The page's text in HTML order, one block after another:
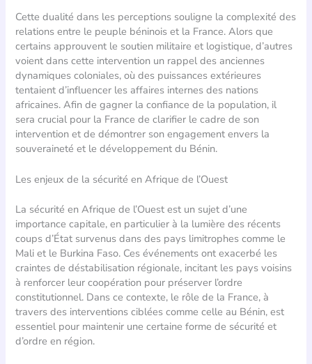
Cette dualité dans les perceptions souligne la complexité des
relations entre le peuple béninois et la France. Alors que
certains approuvent le soutien militaire et logistique, d’autres
voient dans cette intervention un rappel des anciennes
dynamiques coloniales, où des puissances extérieures
tentaient d’influencer les affaires internes des nations
africaines. Afin de gagner la confiance de la population, il
sera crucial pour la France de clarifier le cadre de son
intervention et de démontrer son engagement envers la
souveraineté et le développement du Bénin.
Les enjeux de la sécurité en Afrique de l’Ouest
La sécurité en Afrique de l’Ouest est un sujet d’une
importance capitale, en particulier à la lumière des récents
coups d’État survenus dans des pays limitrophes comme le
Mali et le Burkina Faso. Ces événements ont exacerbé les
craintes de déstabilisation régionale, incitant les pays voisins
à renforcer leur coopération pour préserver l’ordre
constitutionnel. Dans ce contexte, le rôle de la France, à
travers des interventions ciblées comme celle au Bénin, est
essentiel pour maintenir une certaine forme de sécurité et
d’ordre en région.